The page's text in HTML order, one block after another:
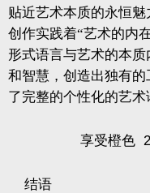
贴近艺术本质的永恒
创作实践着“艺术的内
形式语言与艺术的本
和智慧，创造出独有
了完整的个性化的艺术
享受橙色
结语